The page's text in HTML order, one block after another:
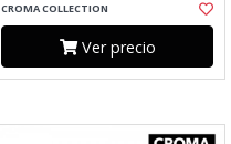
CROMA COLLECTION
Ver precio